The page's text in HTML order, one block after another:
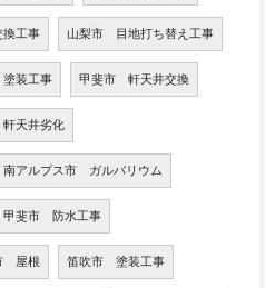
工事 山梨市 目地打ち替え工事
装工事 甲斐市 軒天井交換
天井劣化
南アルプス市 ガルバリウム
甲斐市 防水工事
屋根 笛吹市 塗装工事